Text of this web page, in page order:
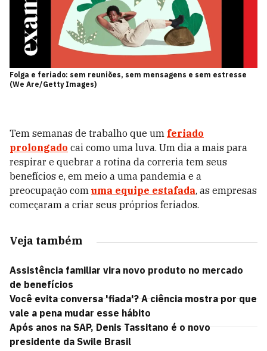
Folga e feriado: sem reuniões, sem mensagens e sem estresse
(We Are/Getty Images)
Tem semanas de trabalho que um feriado
prolongado cai como uma luva. Um dia a mais para
respirar e quebrar a rotina da correria tem seus
benefícios e, em meio a uma pandemia e a
preocupação com uma equipe estafada, as empresas
começaram a criar seus próprios feriados.
Veja também
Assistência familiar vira novo produto no mercado
de benefícios
Você evita conversa 'fiada'? A ciência mostra por que
vale a pena mudar esse hábito
Após anos na SAP, Denis Tassitano é o novo
presidente da Swile Brasil